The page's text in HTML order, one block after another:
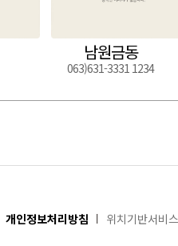
남원금동
063)631-3331 1234
개인정보처리방침 위치기반서비